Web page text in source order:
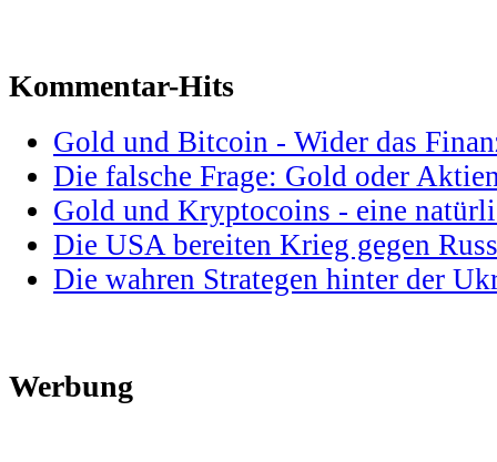
Kommentar-Hits
Gold und Bitcoin - Wider das
Die falsche Frage: Gold oder
Gold und Kryptocoins - eine
Die USA bereiten Krieg gegen
Die wahren Strategen hinter der
Werbung